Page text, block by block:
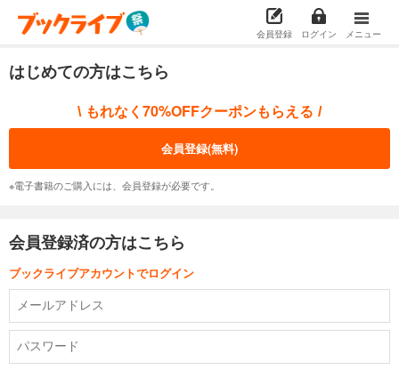
会員登録 ログイン メニュー
はじめての方はこちら
\ もれなく70%OFFクーポンもらえる /
会員登録(無料)
※電子書籍のご購入には、会員登録が必要です。
会員登録済の方はこちら
ブックライブアカウントでログイン